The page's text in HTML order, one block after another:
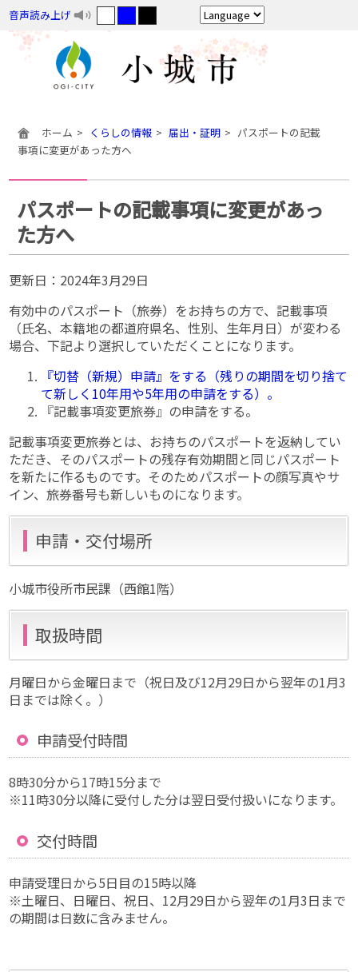
音声読み上げ
ホーム くらしの情報 届出・証明
パスポートの記載
事項に変更があった方へ
パスポートの記載事項に変更があっ
た方へ
更新日： 2024年3月29日
有効中のパスポート（旅券）をお持ちの方で、記載事項
（氏名、本籍地の都道府県名、性別、生年月日）が変わる
場合、下記より選択していただくことになります。
『切替（新規）申請』をする（残りの期間を切り捨て
て新しく10年用や5年用の申請をする）。
『記載事項変更旅券』の申請をする。
記載事項変更旅券とは、お持ちのパスポートを返納してい
ただき、そのパスポートの残存有効期間と同じパスポート
を新たに作るものです。そのためパスポートの顔写真やサ
イン、旅券番号も新しいものになります。
申請・交付場所
小城市役所市民課（西館1階）
取扱時間
月曜日から金曜日まで（祝日及び12月29日から翌年の1月3
日までは除く。）
申請受付時間
8時30分から17時15分まで
※11時30分以降に受付した分は翌日受付扱いになります。
交付時間
申請受理日から5日目の15時以降
※土曜日、日曜日、祝日、12月29日から翌年の1月3日まで
の期間は日数に含みません。